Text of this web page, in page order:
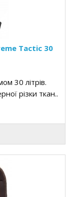
Tactic 30
30 літрів.
різки ткан..